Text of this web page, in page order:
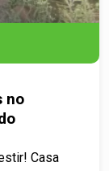
no
Casa